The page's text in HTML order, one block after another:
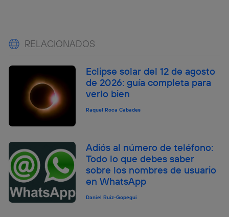
RELACIONADOS
Eclipse solar del 12 de agosto
de 2026: guía completa para
verlo bien
Raquel Roca Cabades
Adiós al número de teléfono:
Todo lo que debes saber
sobre los nombres de usuario
en WhatsApp
Daniel Ruiz-Gopegui